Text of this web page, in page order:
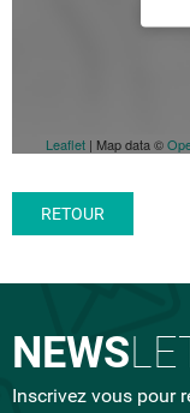
Leaflet | Map data ©
RETOUR
NEWS
Inscrivez vous pour